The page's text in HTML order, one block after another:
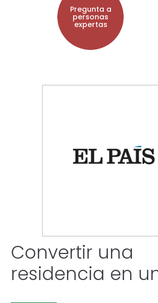
Pregunta a
personas
expertas
Convertir una
residencia en